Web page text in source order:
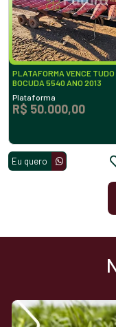
PLATAFORMA VENCE TUDO
BOCUDA 5540 ANO 2013
Plataforma
R$ 50.000,00
Eu quero